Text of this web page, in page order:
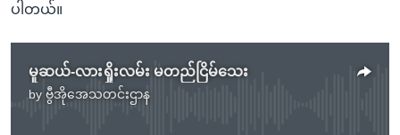
ပါတယ်။
မူဆယ်-လားရှိုးလမ်း မတည်ငြိမ်သေး
by ဗွီအိုအေသတင်းဌာန
No media source currently available